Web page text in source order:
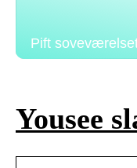
Pift
Yousee